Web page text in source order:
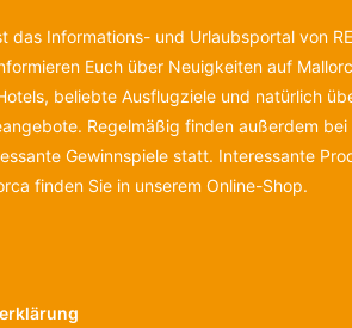
das Informations- und Urlaubsportal von
Euch über Neuigkeiten auf
beliebte Ausflugziele und natürlich
Regelmäßig finden außerdem bei
Gewinnspiele statt. Interessante
finden Sie in unserem Online-Shop.